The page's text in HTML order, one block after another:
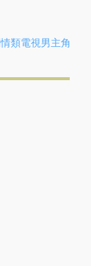
類電視男主角